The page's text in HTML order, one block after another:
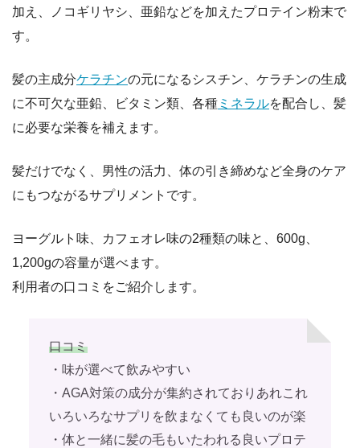
加え、ノコギリヤシ、亜鉛などを加えたプロテイン粉末で
す。
髪の主成分ケラチンの元になるシスチン、ケラチンの生成
に不可欠な亜鉛、ビタミン類、各種 ミネラルを配合し、髪
に必要な栄養を補えます。
髪だけでなく、男性の活力、体の引き締めなど全身のケア
にもつながるサプリメントです。
ヨーグルト味、カフェオレ味の2種類の味と、600g、
1,200gの容量が選べます。
利用者の口コミをご紹介します。
口コミ
・味が選べて飲みやすい
・AGA対策の成分が集約されておりあれこれ
いろいろなサプリを飲まなくても良いのが楽
・体と一緒に髪の毛もいたわれる良いプロテ